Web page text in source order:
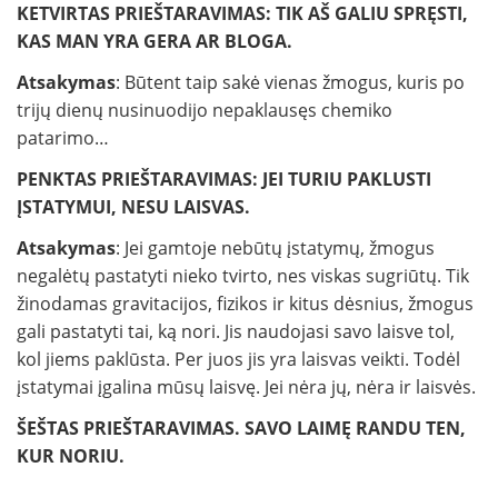
KETVIRTAS PRIEŠTARAVIMAS: TIK AŠ GALIU SPRĘSTI,
KAS MAN YRA GERA AR BLOGA.
Atsakymas: Būtent taip sakė vienas žmogus, kuris po
trijų dienų nusinuodijo nepaklausęs chemiko
patarimo…
PENKTAS PRIEŠTARAVIMAS: JEI TURIU PAKLUSTI
ĮSTATYMUI, NESU LAISVAS.
Atsakymas: Jei gamtoje nebūtų įstatymų, žmogus
negalėtų pastatyti nieko tvirto, nes viskas sugriūtų. Tik
žinodamas gravitacijos, fizikos ir kitus dėsnius, žmogus
gali pastatyti tai, ką nori. Jis naudojasi savo laisve tol,
kol jiems paklūsta. Per juos jis yra laisvas veikti. Todėl
įstatymai įgalina mūsų laisvę. Jei nėra jų, nėra ir laisvės.
ŠEŠTAS PRIEŠTARAVIMAS. SAVO LAIMĘ RANDU TEN,
KUR NORIU.